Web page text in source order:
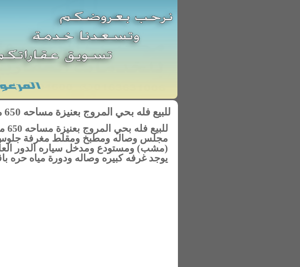
للبيع فله بحي المروج بعنيزة مساحه 650 متر شرقي مسطح المبنى 570 متر
مجلس وصاله ومطبخ ومقلط مغرفة
يوجد غرفه كبيره وصاله ودورة مياه